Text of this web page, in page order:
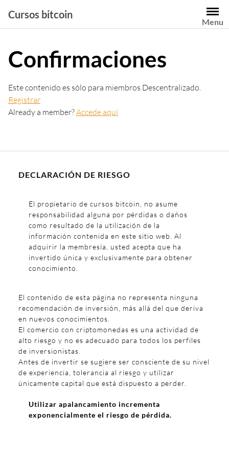
contenido
Cursos bitcoin
Menu
Confirmaciones
Este contenido es sólo para miembros Descentralizado.
Registrar
Already a member?Accede aquí
DECLARACIÓN DE RIESGO
El propietario de cursos bitcoin, no asume
responsabilidad alguna por pérdidas o daños
como resultado de la utilización de la
información contenida en este sitio web. Al
adquirir la membresía, usted acepta que ha
invertido única y exclusivamente para obtener
conocimiento.
El contenido de esta página no representa ninguna
recomendación de inversión, más allá del que deriva
en nuevos conocimientos.
El comercio con criptomonedas es una actividad de
alto riesgo y no es adecuado para todos los perfiles
de inversionistas.
Antes de invertir se sugiere ser consciente de su nivel
de experiencia, tolerancia al riesgo y utilizar
únicamente capital que está dispuesto a perder.
Utilizar apalancamiento incrementa
exponencialmente el riesgo de pérdida.